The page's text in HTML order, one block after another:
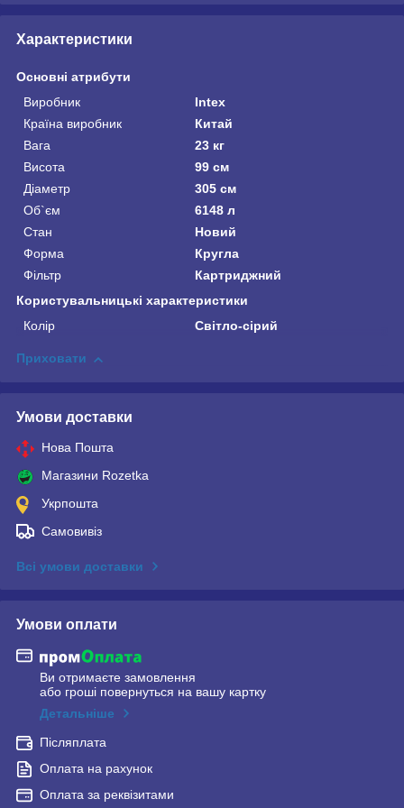
Характеристики
Основні атрибути
Виробник
Intex
Країна виробник
Китай
Вага
23 кг
Висота
99 см
Діаметр
305 см
Об`єм
6148 л
Стан
Новий
Форма
Кругла
Фільтр
Картриджний
Користувальницькі характеристики
Колір
Світло-сірий
Приховати
Умови доставки
Нова Пошта
Магазини Rozetka
Укрпошта
Самовивіз
Всі умови доставки
Умови оплати
Ви отримаєте замовлення
або гроші повернуться на вашу картку
Детальніше
Післяплата
Оплата на рахунок
Оплата за реквізитами